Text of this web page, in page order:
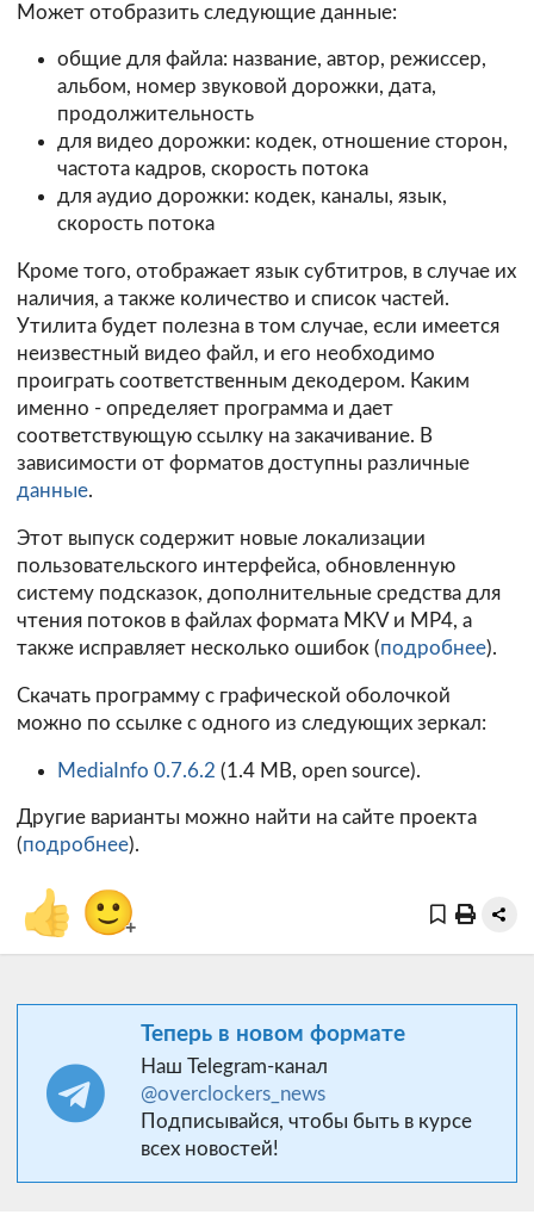
Может отобразить следующие данные:
общие для файла: название, автор, режиссер,
альбом, номер звуковой дорожки, дата,
продолжительность
для видео дорожки: кодек, отношение сторон,
частота кадров, скорость потока
для аудио дорожки: кодек, каналы, язык,
скорость потока
Кроме того, отображает язык субтитров, в случае их
наличия, а также количество и список частей.
Утилита будет полезна в том случае, если имеется
неизвестный видео файл, и его необходимо
проиграть соответственным декодером. Каким
именно - определяет программа и дает
соответствующую ссылку на закачивание. В
зависимости от форматов доступны различные
данные.
Этот выпуск содержит новые локализации
пользовательского интерфейса, обновленную
систему подсказок, дополнительные средства для
чтения потоков в файлах формата MKV и MP4, а
также исправляет несколько ошибок (подробнее).
Скачать программу с графической оболочкой
можно по ссылке с одного из следующих зеркал:
MediaInfo 0.7.6.2 (1.4 MB, open source).
Другие варианты можно найти на сайте проекта
(подробнее).
👍 🙂+
Теперь в новом формате
Наш Telegram-канал
@overclockers_news
Подписывайся, чтобы быть в курсе
всех новостей!